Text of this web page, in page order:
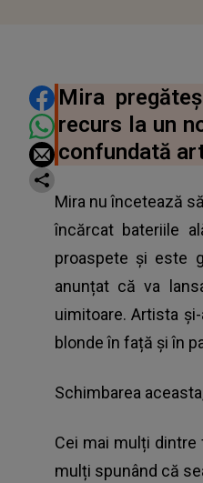
DISTRIBUIE
Mira
recurs la un
confundată
Mira nu încetează
încărcat bateriile
proaspete și este
anunțat că va
uimitoare. Artista
blonde în față și în
Schimbarea
Cei mai mulți
mulți spunând că